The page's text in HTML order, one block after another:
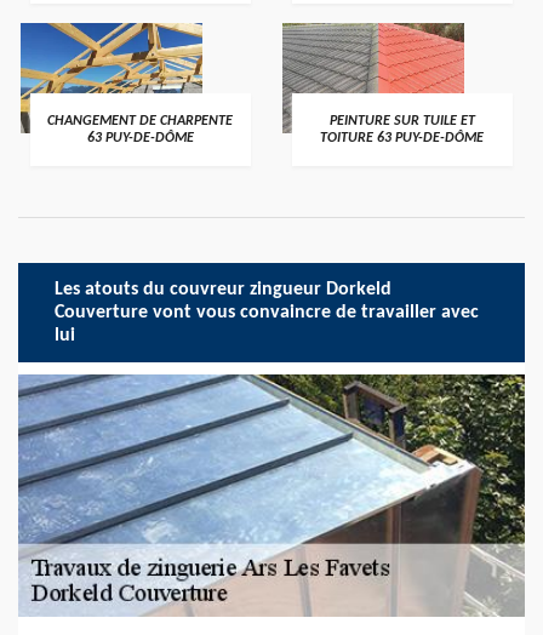
CHANGEMENT DE CHARPENTE
63 PUY-DE-DÔME
PEINTURE SUR TUILE ET
TOITURE 63 PUY-DE-DÔME
Les atouts du couvreur zingueur Dorkeld
Couverture vont vous convaincre de travailler avec
lui